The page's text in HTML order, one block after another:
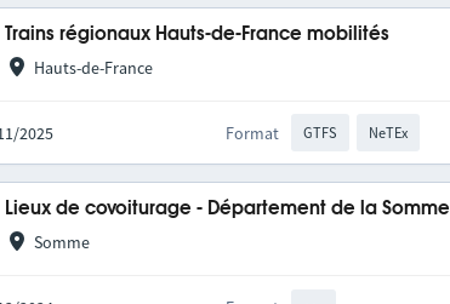
Trains régionaux Hauts-de-France mobilités
Hauts-de-France
2025 Format GTFS NeTEx
Lieux de covoiturage - Département de la Somme
Somme